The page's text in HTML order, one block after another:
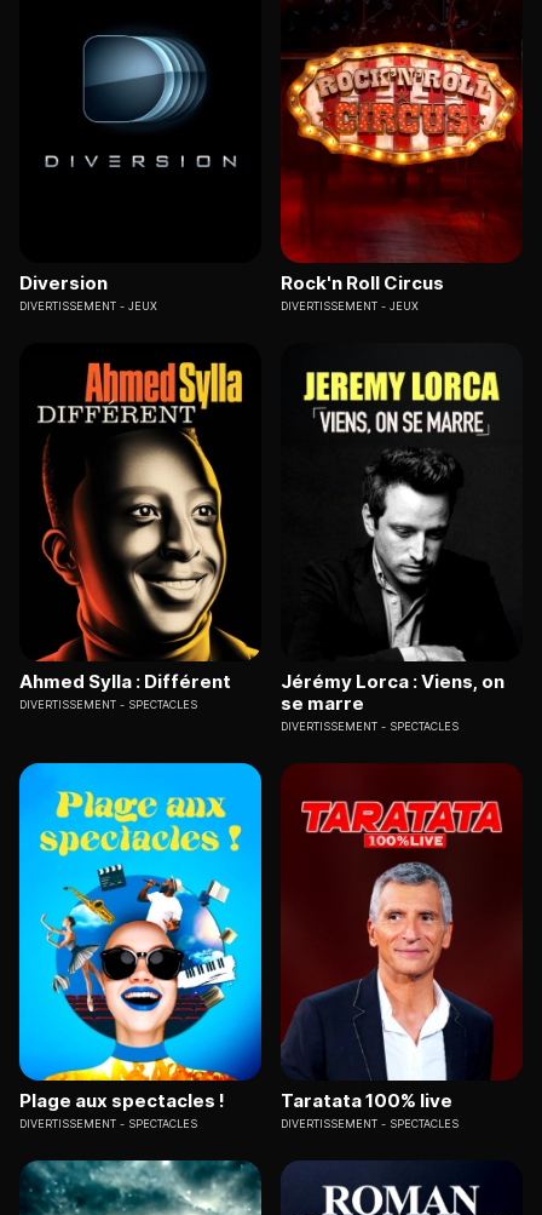
Diversion
DIVERTISSEMENT JEUX
Rock'n Roll Circus
DIVERTISSEMENT JEUX
Ahmed Sylla : Différent
DIVERTISSEMENT SPECTACLES
Jérémy Lorca : Viens, on
se marre
DIVERTISSEMENT SPECTACLES
Plage aux spectacles !
DIVERTISSEMENT SPECTACLES
Taratata 100% live
DIVERTISSEMENT SPECTACLES